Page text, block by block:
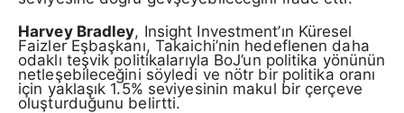
Harvey Bradley, Insight Investment’ın Küresel
Faizler Eşbaşkanı, Takaichi’nin hedeflenen daha
odaklı teşvik politikalarıyla BoJ’un politika yönünün
netleşebileceğini söyledi ve nötr bir politika oranı
için yaklaşık 1.5% seviyesinin makul bir çerçeve
oluşturduğunu belirtti.